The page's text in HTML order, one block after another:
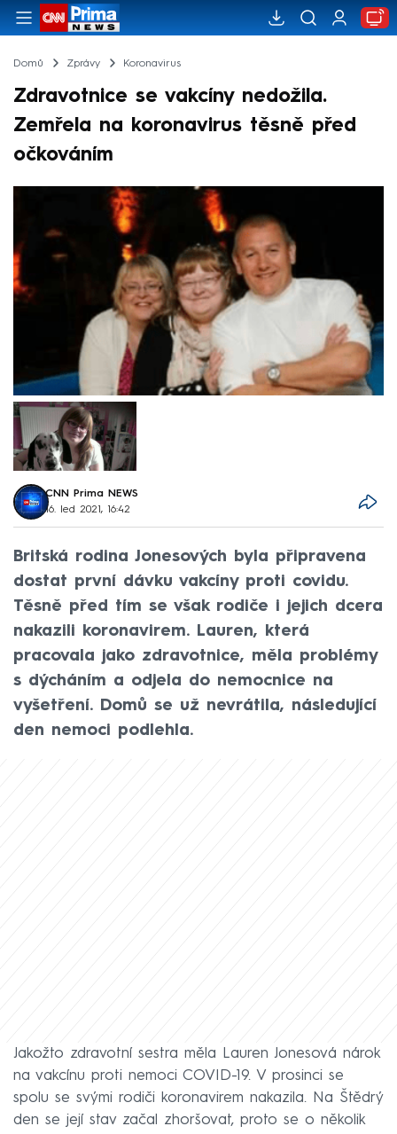
Domů Zprávy Koronavirus
Zdravotnice se vakcíny nedožila.
Zemřela na koronavirus těsně před
očkováním
CNN Prima NEWS
16. led 2021, 16:42
Britská rodina Jonesových byla připravena
dostat první dávku vakcíny proti covidu.
Těsně před tím se však rodiče i jejich dcera
nakazili koronavirem. Lauren, která
pracovala jako zdravotnice, měla problémy
s dýcháním a odjela do nemocnice na
vyšetření. Domů se už nevrátila, následující
den nemoci podlehla.
Jakožto zdravotní sestra měla Lauren Jonesová nárok
na vakcínu proti nemoci COVID-19. V prosinci se
spolu se svými rodiči koronavirem nakazila. Na Štědrý
den se její stav začal zhoršovat, proto se o několik